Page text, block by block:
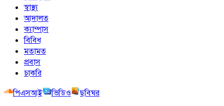
স্বাস্থ্য
আদালত
ক্যাম্পাস
বিবিধ
মতামত
প্রবাস
চাকরি
পিএসআই
ভিডিও
ছবিঘর